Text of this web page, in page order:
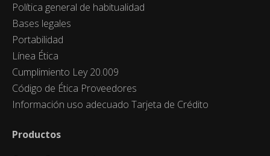
Política general de habitualidad
Bases legales
Portabilidad
Línea Ética
Cumplimiento Ley 20.009
Código de Ética Proveedores
Información uso adecuado Tarjeta de Crédito
Productos